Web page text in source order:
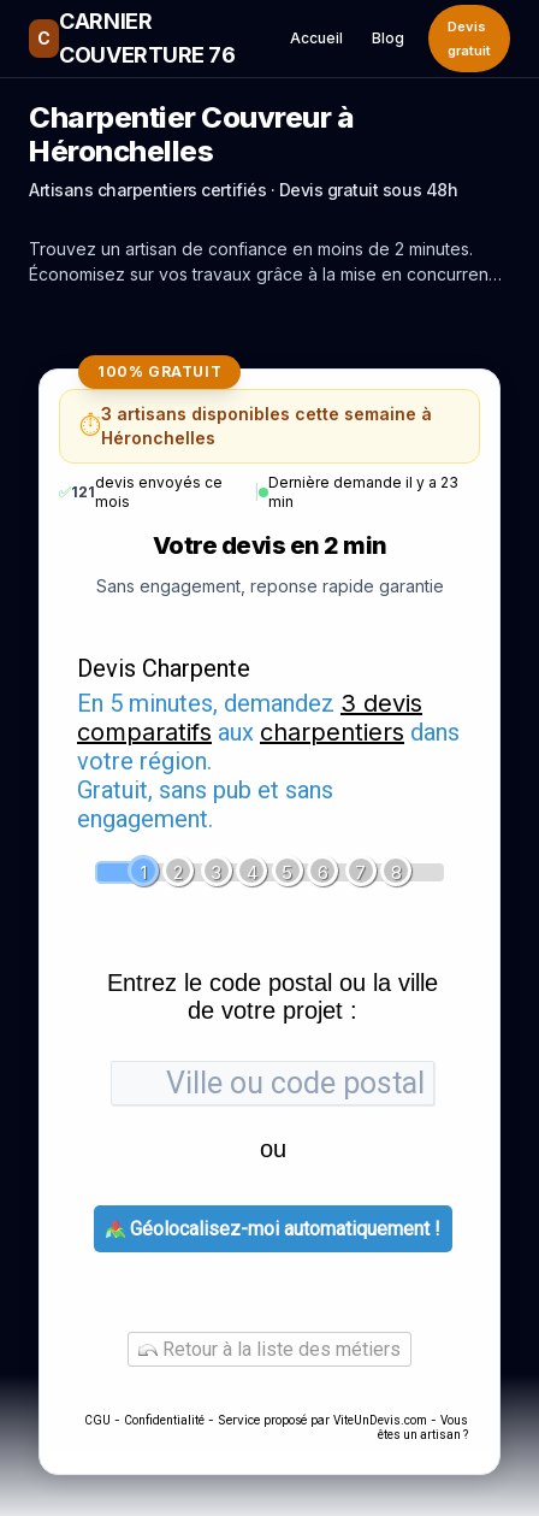
C
CARNIER
COUVERTURE 76
Accueil Blog
Devis
gratuit
Charpentier Couvreur à
Héronchelles
Artisans charpentiers certifiés · Devis gratuit sous 48h
Trouvez un artisan de confiance en moins de 2 minutes.
Économisez sur vos travaux grâce à la mise en concurrence
100% GRATUIT
⏱️3 artisans disponibles cette semaine à
Héronchelles
✅121
devis envoyés ce
mois
|
Dernière demande il y a 23
min
Votre devis en 2 min
Sans engagement, reponse rapide garantie
Devis Charpente
En 5 minutes, demandez 3 devis
comparatifs aux charpentiers dans
votre région.
Gratuit, sans pub et sans
engagement.
1 2 3 4 5 6 7 8
Entrez le code postal ou la ville
de votre projet :
ou
Géolocalisez-moi automatiquement !
Retour à la liste des métiers
CGU - Confidentialité - Service proposé par ViteUnDevis.com - Vous
êtes un artisan ?